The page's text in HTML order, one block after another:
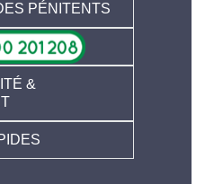
PÉNITENTS
&